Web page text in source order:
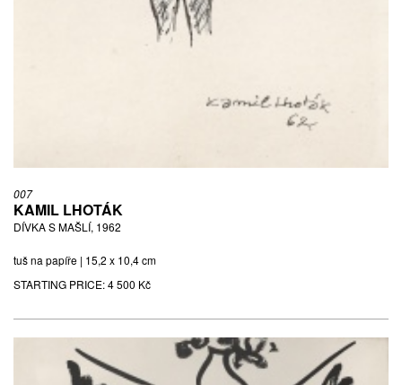
007
KAMIL LHOTÁK
DÍVKA S MAŠLÍ, 1962
tuš na papíře | 15,2 x 10,4 cm
STARTING PRICE:4 500 Kč